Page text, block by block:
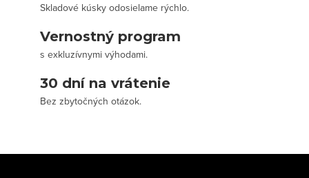
Skladové kúsky odosielame rýchlo.
Vernostný program
s exkluzívnymi výhodami.
30 dní na vrátenie
Bez zbytočných otázok.